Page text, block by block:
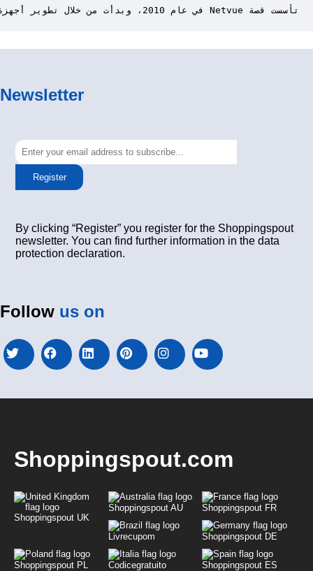
تأسست قصة Netvue في عام 2010، وبدأت من خلال تطوير أجهزة ذكية ومتنقلة متصلة بالإنترنت. تكمن خبرتنا في دمج الكاميرات الأمنية الاحترافية مع تقنية الذكاء الاصطناعي المتقدمة لإنتاج منتجات مبتكرة لا تعزز السلامة فحسب، بل تضيف أيضًا الفرح والإثارة إلى الحياة اليومية. ويشمل ذلك مجموعتنا من الكاميرات الكلاسيكية الداخلية والخارجية، إلى جانب جهاز مراقبة الأطفال. باستخدام هذه الأجهزة، يمكنك البقاء على اتصال بأحبائك في أي وقت وفي أي مكان يهمك.
Newsletter
Register
By clicking “Register” you register for the Shoppingspout
newsletter. You can find further information in the data
protection declaration.
Follow us on
Shoppingspout.com
Shoppingspout UK
Shoppingspout AU Shoppingspout FR
Livrecupom Shoppingspout DE
Shoppingspout PL Codicegratuito Shoppingspout ES